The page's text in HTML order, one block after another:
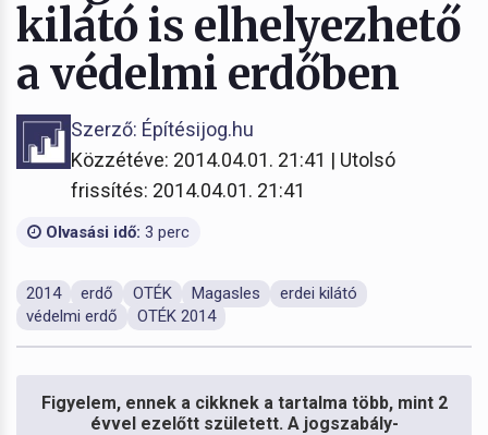
kilátó is elhelyezhető
a védelmi erdőben
Szerző: Építésijog.hu
Közzétéve: 2014.04.01. 21:41 | Utolsó
frissítés: 2014.04.01. 21:41
Olvasási idő: 3 perc
2014 erdő OTÉK Magasles
erdei kilátó
védelmi erdő
OTÉK 2014
Figyelem, ennek a cikknek a tartalma több, mint 2
évvel ezelőtt született. A jogszabály-